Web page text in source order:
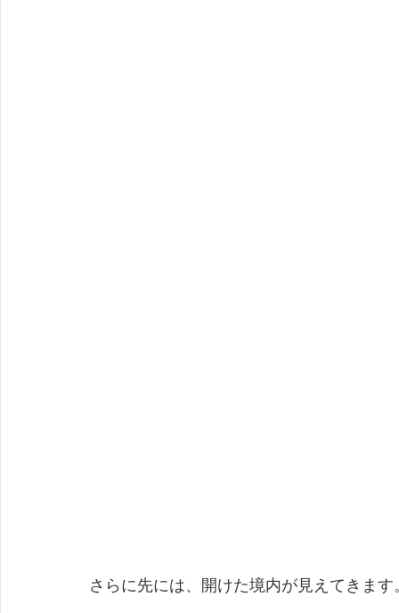
さらに先には、開けた境内が見えてきます